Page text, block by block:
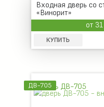
Входная дверь со
«Винорит»
от
КУПИТЬ
ДВ-705